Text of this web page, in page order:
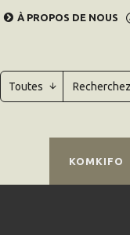
À PROPOS DE NOUS
Toutes
KOMKIFO